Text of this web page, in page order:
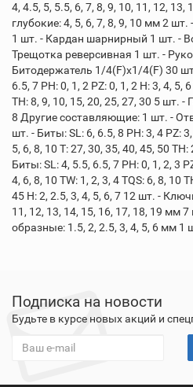
4, 4.5, 5, 5.5, 6, 7, 8, 9, 10, 11, 12,
глубокие: 4, 5, 6, 7, 8, 9, 10 мм 2
1 шт. - Кардан шарнирный 1 шт. -
Трещотка реверсивная 1 шт. -
Битодержатель 1/4(F)x1/4(F) 30
6.5, 7 PH: 0, 1, 2 PZ: 0, 1, 2 H: 3, 4, 5,
TH: 8, 9, 10, 15, 20, 25, 27, 30 5 шт. -
8 Другие составляющие: 1 шт. -
шт. - Биты: SL: 6, 6.5, 8 PH: 3, 4 PZ:
5, 6, 8, 10 T: 27, 30, 35, 40, 45, 50
Биты: SL: 4, 5.5, 6.5, 7 PH: 0, 1, 2, 3
4, 6, 8, 10 TW: 1, 2, 3, 4 TQS: 6, 8, 10
45 H: 2, 2.5, 3, 4, 5, 6, 7 12 шт. -
11, 12, 13, 14, 15, 16, 17, 18, 19 мм
образные: 1.5, 2, 2.5, 3, 4, 5, 6 мм 1
Подписка на новости
Будьте в курсе новых акций и